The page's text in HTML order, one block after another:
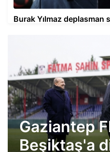
Burak Yılmaz deplasman
Gaziantep
Beşiktaş'a